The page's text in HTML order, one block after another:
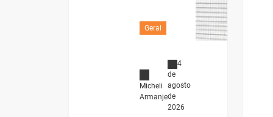
Geral
Micheli
Armanje
4
de
agosto
de
2026